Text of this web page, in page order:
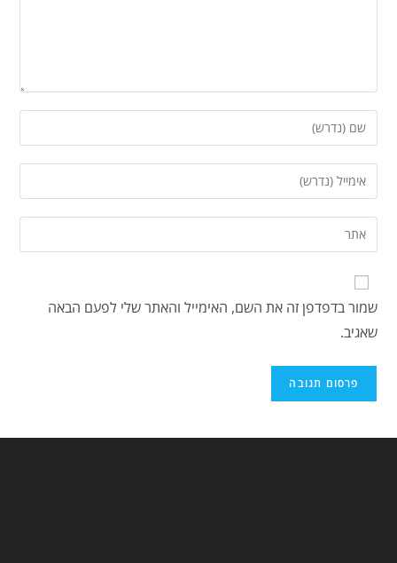
שמור בדפדפן זה את השם, האימייל והאתר שלי לפעם הבאה
שאגיב.